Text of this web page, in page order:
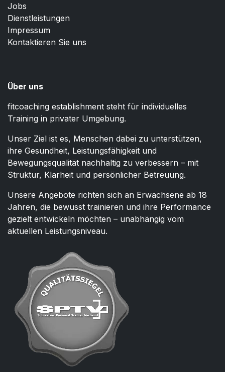
Jobs
Dienstleistungen
Impressum
Kontaktieren Sie uns
Über uns
fitcoaching establishment steht für individuelles
Training in privater Umgebung.
Unser Ziel ist es, Menschen dabei zu unterstützen,
ihre Gesundheit, Leistungsfähigkeit und
Bewegungsqualität nachhaltig zu verbessern – mit
Struktur, Klarheit und persönlicher Betreuung.
Unsere Angebote richten sich an Erwachsene ab 18
Jahren, die bewusst trainieren und ihre Performance
gezielt entwickeln möchten – unabhängig vom
aktuellen Leistungsniveau.